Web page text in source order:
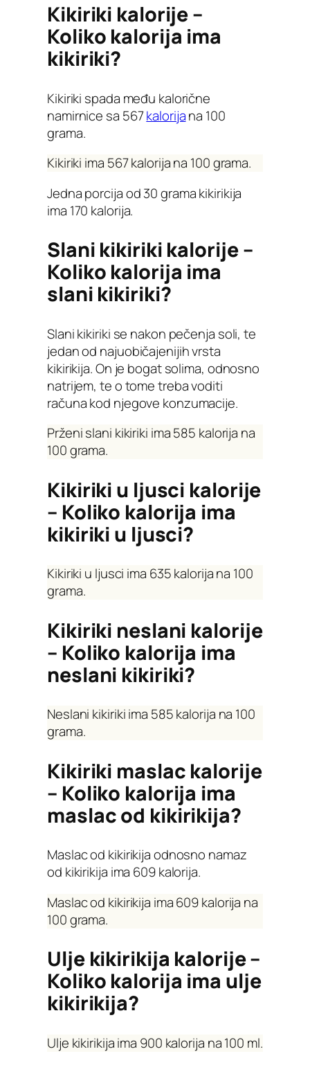
Kikiriki kalorije –
Koliko kalorija ima
kikiriki?
Kikiriki spada među kalorične
namirnice sa 567kalorijana 100
grama.
Kikiriki ima 567 kalorija na 100 grama.
Jedna porcija od 30 grama kikirikija
ima 170 kalorija.
Slani kikiriki kalorije –
Koliko kalorija ima
slani kikiriki?
Slani kikiriki se nakon pečenja soli, te
jedan od najuobičajenijih vrsta
kikirikija. On je bogat solima, odnosno
natrijem, te o tome treba voditi
računa kod njegove konzumacije.
Prženi slani kikiriki ima 585 kalorija na
100 grama.
Kikiriki u ljusci kalorije
– Koliko kalorija ima
kikiriki u ljusci?
Kikiriki u ljusci ima 635 kalorija na 100
grama.
Kikiriki neslani kalorije
– Koliko kalorija ima
neslani kikiriki?
Neslani kikiriki ima 585 kalorija na 100
grama.
Kikiriki maslac kalorije
– Koliko kalorija ima
maslac od kikirikija?
Maslac od kikirikija odnosno namaz
od kikirikija ima 609 kalorija.
Maslac od kikirikija ima 609 kalorija na
100 grama.
Ulje kikirikija kalorije –
Koliko kalorija ima ulje
kikirikija?
Ulje kikirikija ima 900 kalorija na 100 ml.